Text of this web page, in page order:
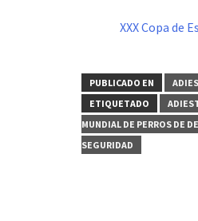
XXX Copa de
PUBLICADO EN
ETIQUETADO
MUNDIAL DE PERROS DE
SEGURIDAD